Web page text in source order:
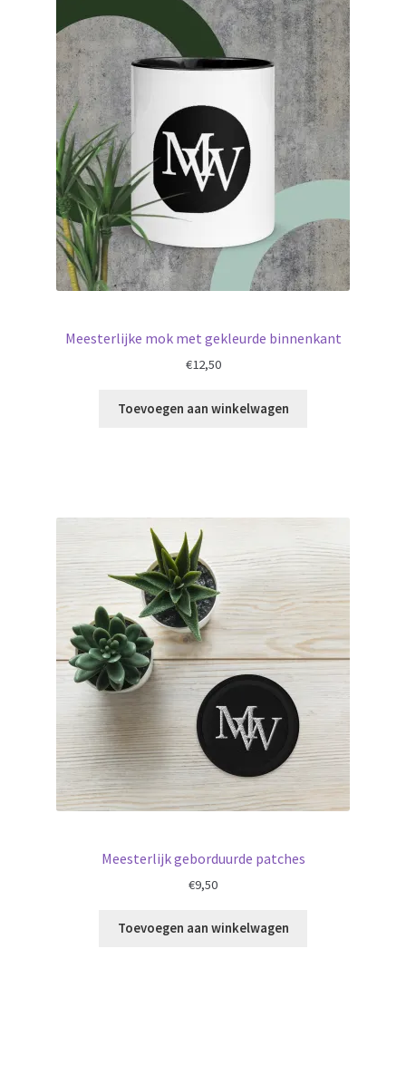
Meesterlijke mok met gekleurde binnenkant
€12,50
Toevoegen aan winkelwagen
Meesterlijk geborduurde patches
€9,50
Toevoegen aan winkelwagen